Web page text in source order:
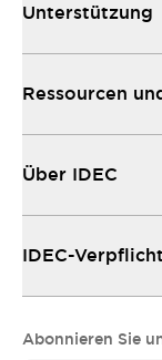
Unterstützung
Ressourcen
Über IDEC
IDEC-
Abonnieren Sie